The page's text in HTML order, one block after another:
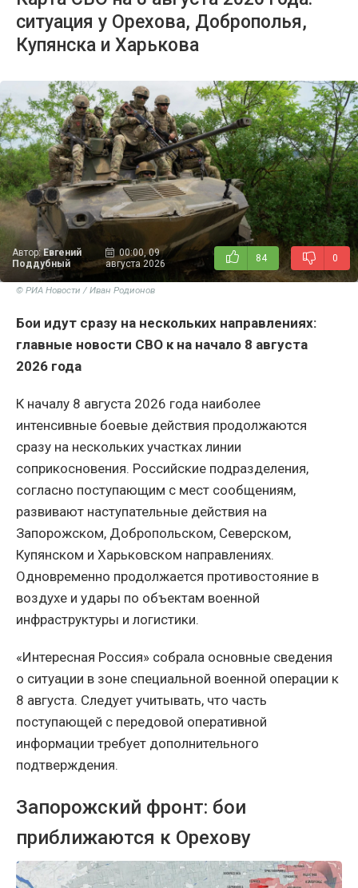
ситуация у Орехова, Доброполья,
Купянска и Харькова
Автор:Евгений
Поддубный
00:00, 09
августа 2026
84 0
© РИА Новости / Иван Родионов
Бои идут сразу на нескольких направлениях:
главные новости СВО к на начало 8 августа
2026 года
К началу 8 августа 2026 года наиболее
интенсивные боевые действия продолжаются
сразу на нескольких участках линии
соприкосновения. Российские подразделения,
согласно поступающим с мест сообщениям,
развивают наступательные действия на
Запорожском, Добропольском, Северском,
Купянском и Харьковском направлениях.
Одновременно продолжается противостояние в
воздухе и удары по объектам военной
инфраструктуры и логистики.
«Интересная Россия» собрала основные сведения
о ситуации в зоне специальной военной операции к
8 августа. Следует учитывать, что часть
поступающей с передовой оперативной
информации требует дополнительного
подтверждения.
Запорожский фронт: бои
приближаются к Орехову